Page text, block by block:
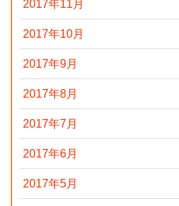
2017年11月
2017年10月
2017年9月
2017年8月
2017年7月
2017年6月
2017年5月